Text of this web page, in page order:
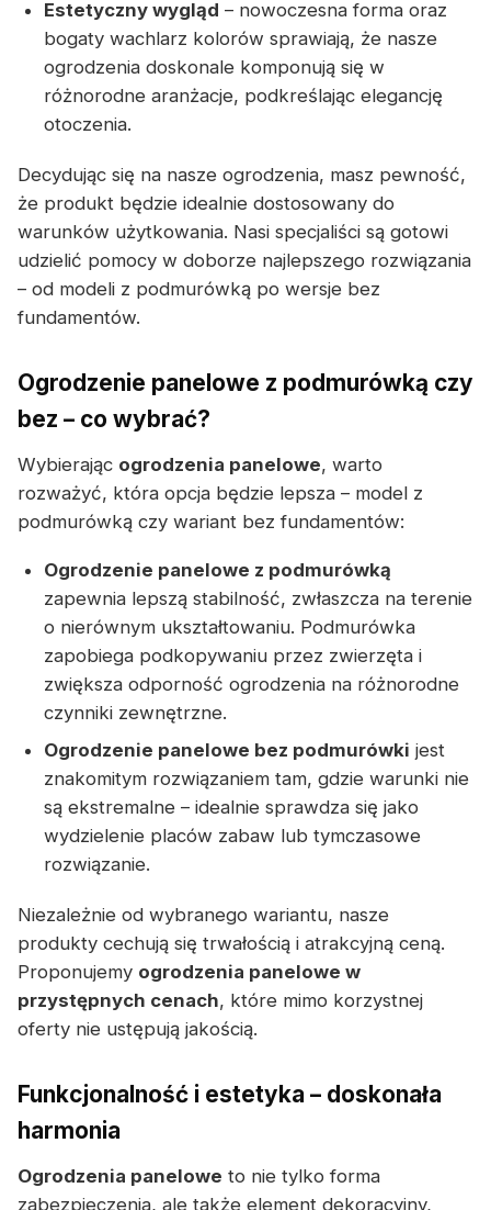
Estetyczny wygląd – nowoczesna forma oraz
bogaty wachlarz kolorów sprawiają, że nasze
ogrodzenia doskonale komponują się w
różnorodne aranżacje, podkreślając elegancję
otoczenia.
Decydując się na nasze ogrodzenia, masz pewność,
że produkt będzie idealnie dostosowany do
warunków użytkowania. Nasi specjaliści są gotowi
udzielić pomocy w doborze najlepszego rozwiązania
– od modeli z podmurówką po wersje bez
fundamentów.
Ogrodzenie panelowe z podmurówką czy
bez – co wybrać?
Wybierając ogrodzenia panelowe, warto
rozważyć, która opcja będzie lepsza – model z
podmurówką czy wariant bez fundamentów:
Ogrodzenie panelowe z podmurówką
zapewnia lepszą stabilność, zwłaszcza na terenie
o nierównym ukształtowaniu. Podmurówka
zapobiega podkopywaniu przez zwierzęta i
zwiększa odporność ogrodzenia na różnorodne
czynniki zewnętrzne.
Ogrodzenie panelowe bez podmurówki jest
znakomitym rozwiązaniem tam, gdzie warunki nie
są ekstremalne – idealnie sprawdza się jako
wydzielenie placów zabaw lub tymczasowe
rozwiązanie.
Niezależnie od wybranego wariantu, nasze
produkty cechują się trwałością i atrakcyjną ceną.
Proponujemy ogrodzenia panelowe w
przystępnych cenach, które mimo korzystnej
oferty nie ustępują jakością.
Funkcjonalność i estetyka – doskonała
harmonia
Ogrodzenia panelowe to nie tylko forma
zabezpieczenia, ale także element dekoracyjny,